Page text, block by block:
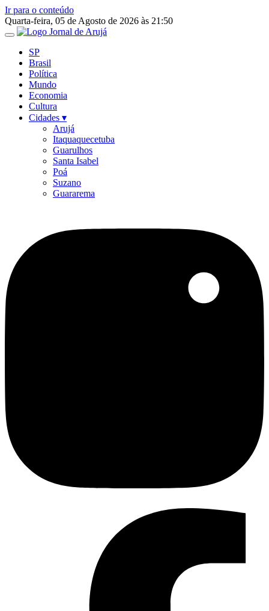
Ir para o conteúdo
Quarta-feira, 05 de Agosto de 2026 às 21:50
SP
Brasil
Política
Mundo
Economia
Cultura
Cidades ▾
Arujá
Itaquaquecetuba
Guarulhos
Santa Isabel
Poá
Suzano
Guararema